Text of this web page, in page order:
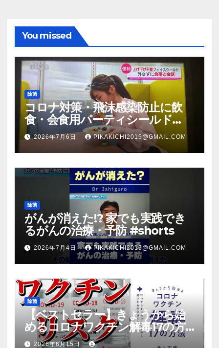
You missed
除菌
コロナ対策・飛沫感染防止に飲
食・会食用パーティシールド
（マスク会食代替品）ＦＢＣ福井
放送のＴＶ番組での紹介映像
2026年7月6日 PIKAKICHI2015@GMAIL.COM
除菌
がんが消えた!? 家でも実践でき
るがんの治療・予防 #shorts
2026年7月4日 PIKAKICHI2015@GMAIL.COM
除菌
【ベストセラー】きょうから始
めるコロナワクチン解毒17の方
法【本要約】
2026年6月15日